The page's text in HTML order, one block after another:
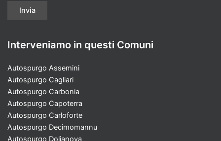
Interveniamo in questi Comuni
Autospurgo Assemini
Autospurgo Cagliari
Autospurgo Carbonia
Autospurgo Capoterra
Autospurgo Carloforte
Autospurgo Decimomannu
Autospurgo Dolianova